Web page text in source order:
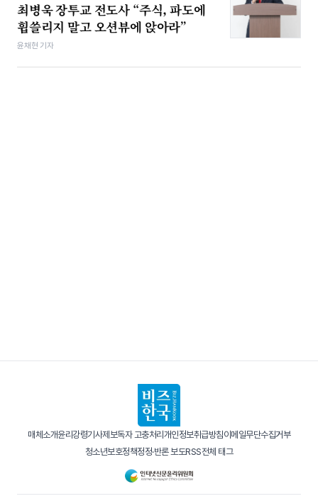
최병욱 장투교 전도사 “주식, 파도에
휩쓸리지 말고 오션뷰에 앉아라”
윤채현 기자
매체소개윤리강령기사제보독자 고충처리개인정보취급방침이메일무단수집거부
청소년보호정책정정·반론 보도RSS전체 태그